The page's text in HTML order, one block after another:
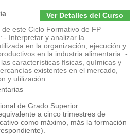
Ver Detalles del Curso
este Ciclo Formativo de FP
- Interpretar y analizar la
en la organización, ejecución y
en la industria alimentaria. -
características físicas, químicas y
existentes en el mercado,
y utilización....
de Grado Superior
a cinco trimestres de
como máximo, más la formación